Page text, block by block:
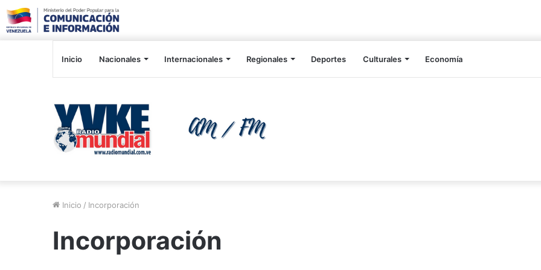
Inicio Nacionales Internacionales Regionales Deportes Culturales Economía
Inicio / Incorporación
Incorporación